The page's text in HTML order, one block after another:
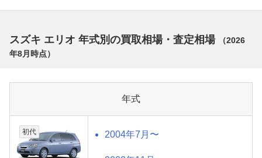
スズキ エリオ 年式別の買取相場・査定相場 （2026
年8月 時点）
年式
初代 2004年7月〜